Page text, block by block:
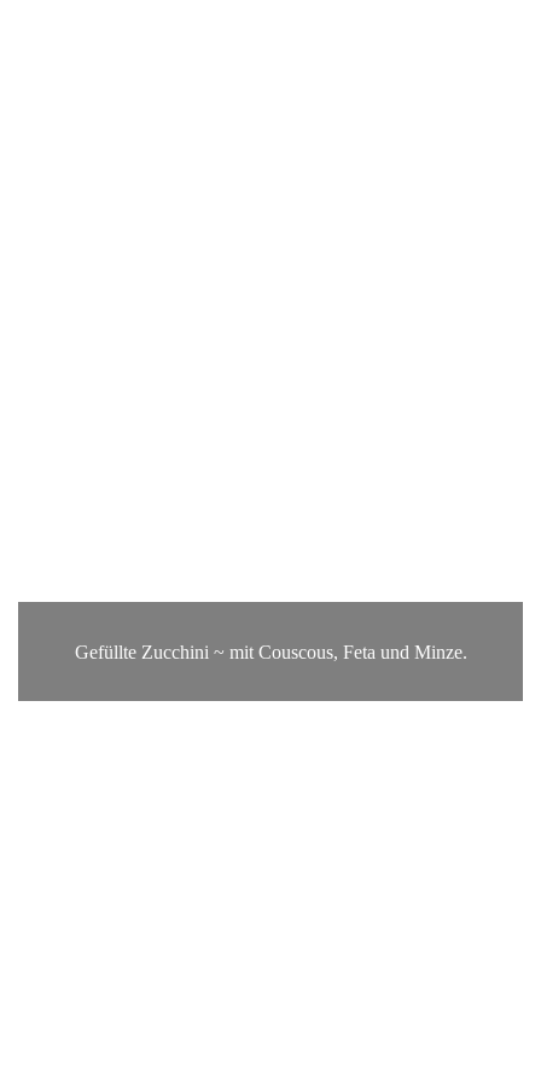
Gefüllte Zucchini ~ mit Couscous, Feta und Minze.